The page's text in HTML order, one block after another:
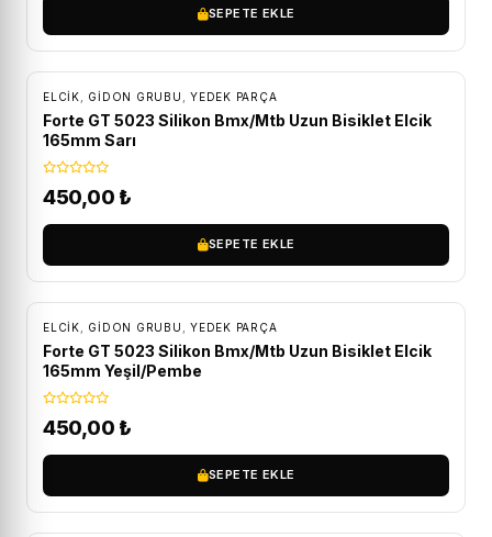
SEPETE EKLE
ELCIK GIDON GRUBU YEDEK PARÇA
Forte GT 5023 Silikon Bmx/Mtb Uzun Bisiklet Elcik
165mm Sarı
450,00 ₺
SEPETE EKLE
ELCIK GIDON GRUBU YEDEK PARÇA
Forte GT 5023 Silikon Bmx/Mtb Uzun Bisiklet Elcik
165mm Yeşil/Pembe
450,00 ₺
SEPETE EKLE